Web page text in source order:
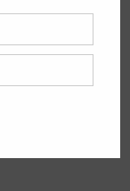
w tabeli.